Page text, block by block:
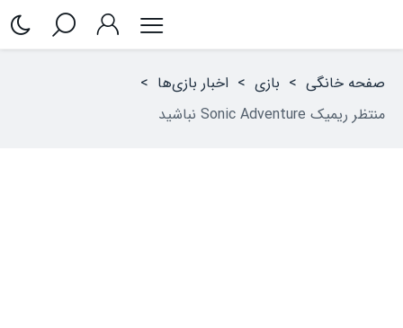
صفحه خانگی > بازی > اخبار بازی‌ها >
منتظر ریمیک Sonic Adventure نباشید